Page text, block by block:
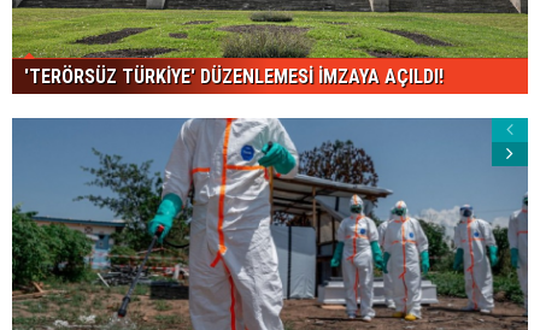
'TERÖRSÜZ TÜRKİYE' DÜZENLEMESİ İMZAYA AÇILDI!